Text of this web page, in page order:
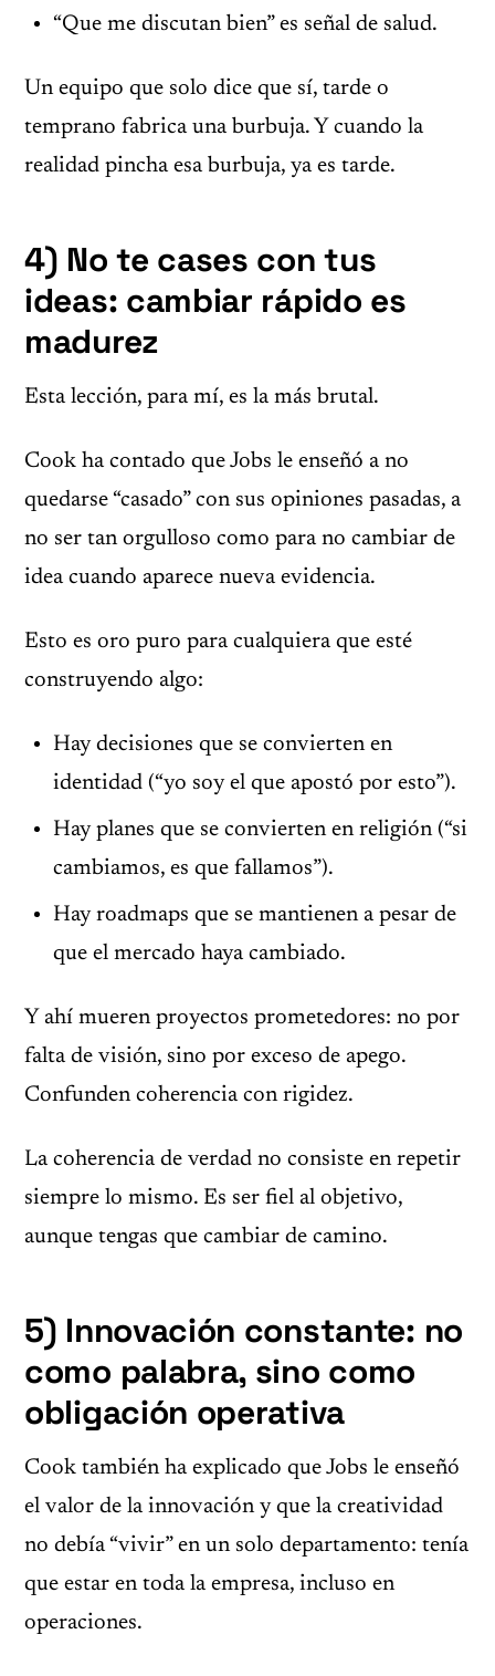
“Que me discutan bien” es señal de salud.
Un equipo que solo dice que sí, tarde o
temprano fabrica una burbuja. Y cuando la
realidad pincha esa burbuja, ya es tarde.
4) No te cases con tus
ideas: cambiar rápido es
madurez
Esta lección, para mí, es la más brutal.
Cook ha contado que Jobs le enseñó a no
quedarse “casado” con sus opiniones pasadas, a
no ser tan orgulloso como para no cambiar de
idea cuando aparece nueva evidencia.
Esto es oro puro para cualquiera que esté
construyendo algo:
Hay decisiones que se convierten en
identidad (“yo soy el que apostó por esto”).
Hay planes que se convierten en religión (“si
cambiamos, es que fallamos”).
Hay roadmaps que se mantienen a pesar de
que el mercado haya cambiado.
Y ahí mueren proyectos prometedores: no por
falta de visión, sino por exceso de apego.
Confunden coherencia con rigidez.
La coherencia de verdad no consiste en repetir
siempre lo mismo. Es ser fiel al objetivo,
aunque tengas que cambiar de camino.
5) Innovación constante: no
como palabra, sino como
obligación operativa
Cook también ha explicado que Jobs le enseñó
el valor de la innovación y que la creatividad
no debía “vivir” en un solo departamento: tenía
que estar en toda la empresa, incluso en
operaciones.